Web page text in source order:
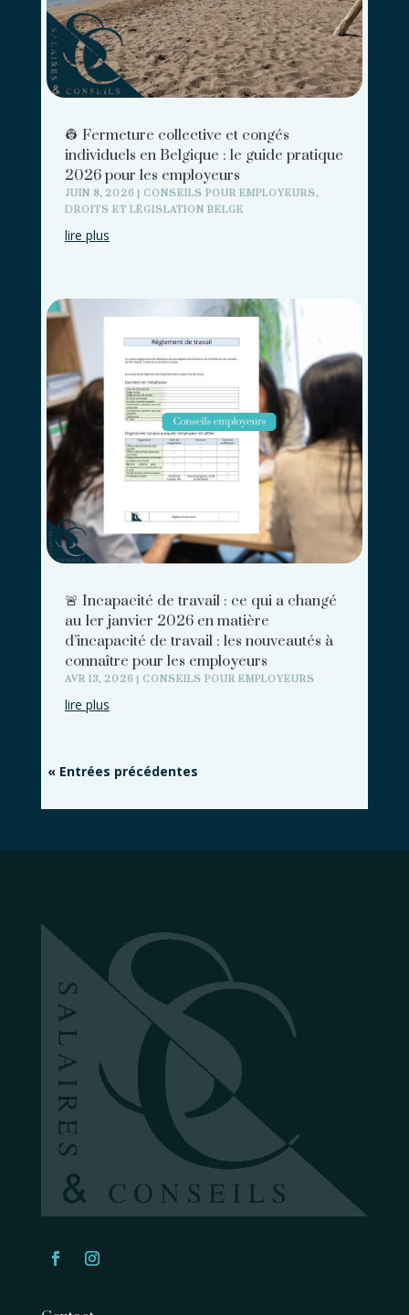
👷 Fermeture collective et congés
individuels en Belgique : le guide pratique
2026 pour les employeurs
JUIN 8, 2026| CONSEILS POUR EMPLOYEURS,
DROITS ET LÉGISLATION BELGE
lire plus
🚨 Incapacité de travail : ce qui a changé
au 1er janvier 2026 en matière
d’incapacité de travail : les nouveautés à
connaître pour les employeurs
AVR 13, 2026| CONSEILS POUR EMPLOYEURS
lire plus
« Entrées précédentes